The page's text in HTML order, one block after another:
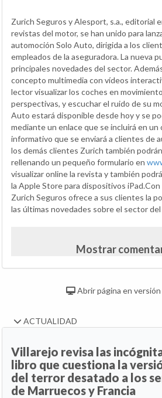
Zurich Seguros y Alesport, s.a., editorial
revistas del motor, se han unido para
automoción Solo Auto, dirigida a los
empleados de la aseguradora. La nueva
principales novedades del sector.
concepto multimedia con vídeos
lector visualizar los coches en
perspectivas, y escuchar el ruido de su
Auto estará disponible desde hoy y se
mediante un enlace que se incluirá en
informativo que se enviará a clientes de
los demás clientes Zurich también
rellenando un pequeño formulario en
visualizar online la revista y también
la Apple Store para dispositivos
Zurich Seguros ofrece a sus clientes la
las últimas novedades sobre el sector
Mostrar
Abrir página en
ACTUALIDAD
Villarejo revisa las
libro que cuestiona la
del terror desatado a los
de Marruecos y Francia